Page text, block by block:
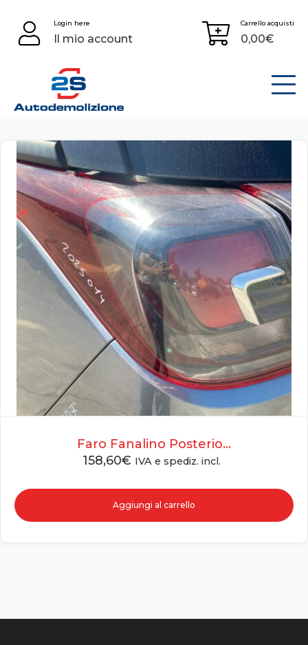
content
Login here
Il mio account
Carrello acquisti
0,00€
Faro Fanalino Posterio...
158,60€ IVA e spediz. incl.
Aggiungi al carrello